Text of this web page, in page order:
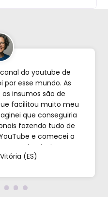
do youtube de
por esse mundo. As
insumos são de
facilitou muito meu
que conseguiria
fazendo tudo de
e comecei a
são incríveis e os
como mostram nos
(ES)